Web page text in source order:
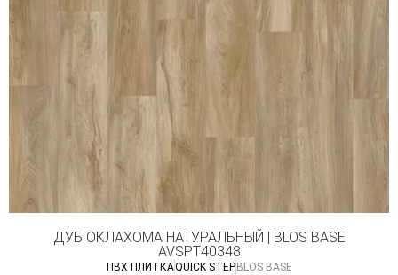
ДУБ ОКЛАХОМА НАТУРАЛЬНЫЙ | BLOS BASE
AVSPT40348
ПВХ ПЛИТКАQUICK STEP BLOS BASE